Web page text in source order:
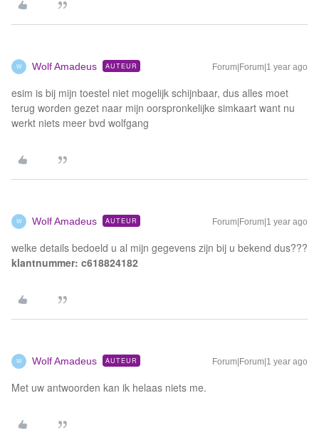
W Wolf Amadeus AUTEUR Forum|Forum|1 year ago
esim is bij mijn toestel niet mogelijk schijnbaar, dus alles moet
terug worden gezet naar mijn oorspronkelijke simkaart want nu
werkt niets meer bvd wolfgang
W Wolf Amadeus AUTEUR Forum|Forum|1 year ago
welke details bedoeld u al mijn gegevens zijn bij u bekend dus???
klantnummer: c618824182
W Wolf Amadeus AUTEUR Forum|Forum|1 year ago
Met uw antwoorden kan ik helaas niets me.